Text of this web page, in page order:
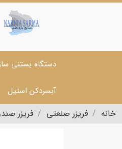
دستگاه بستنی
آبسردکن استیل
خانه فریزر صنعتی فریزر